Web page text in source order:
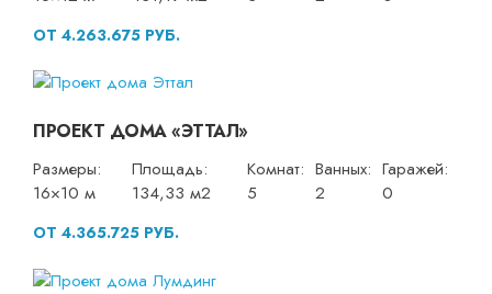
ОТ 4.263.675 РУБ.
ПРОЕКТ ДОМА «ЭТТАЛ»
Размеры:
16×10 м
Площадь:
134,33 м2
Комнат:
5
Ванных:
2
Гаражей:
0
ОТ 4.365.725 РУБ.